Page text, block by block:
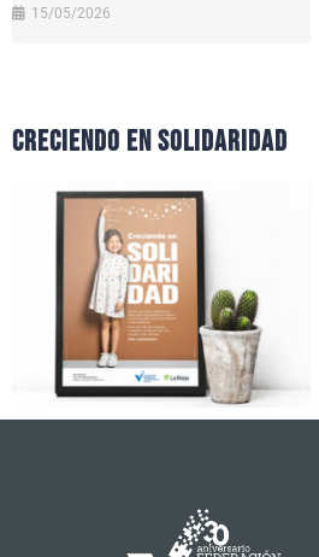
15/05/2026
CRECIENDO EN SOLIDARIDAD